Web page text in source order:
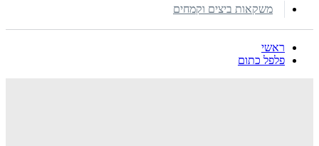
משקאות ביצים וקמחים
ראשי
פלפל כתום